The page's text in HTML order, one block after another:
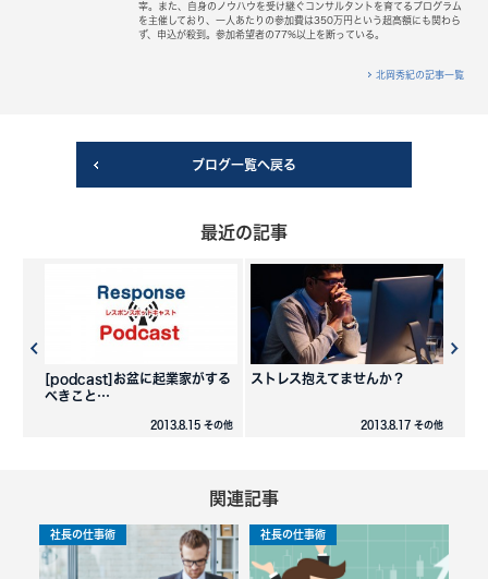
宰。また、自身のノウハウを受け継ぐコンサルタントを育てるプログラム
を主催しており、一人あたりの参加費は350万円という超高額にも関わら
ず、申込が殺到。参加希望者の77%以上を断っている。
北岡秀紀の記事一覧
ブログ一覧へ戻る
最近の記事
[podcast]お盆に起業家がする
べきこと…
2013.8.15 その他
ストレス抱えてませんか？
2013.8.17 その他
関連記事
社長の仕事術 社長の仕事術